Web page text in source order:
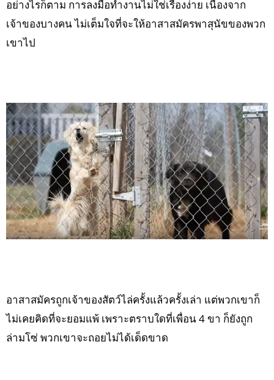
อย่างไรก็ตาม การลงมือทำงานไม่ใช่เรื่องง่าย เนื่่องจาก
เจ้าของบางคน ไม่เต็มใจที่จะให้อาสาสมัครพาสุนัขของพวก
เขาไป
อาสาสมัครถูกเจ้าของสัตว์ไล่ครั้งแล้วครั้งเล่า แต่พวกเขาก็
ไม่เคยคิดที่จะยอมแพ้ เพราะตราบใดที่เพื่อน 4 ขา ก็ยังถูก
ล่ามโซ่ พวกเขาจะถอยไม่ได้เด็ดขาด